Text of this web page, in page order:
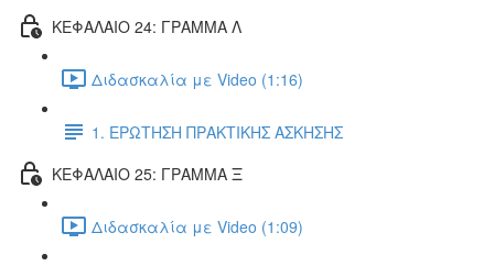
ΚΕΦΑΛΑΙΟ 24: ΓΡΑΜΜΑ Λ
Διδασκαλία με Video (1:16)
1. ΕΡΩΤΗΣΗ ΠΡΑΚΤΙΚΗΣ ΑΣΚΗΣΗΣ
ΚΕΦΑΛΑΙΟ 25: ΓΡΑΜΜΑ Ξ
Διδασκαλία με Video (1:09)